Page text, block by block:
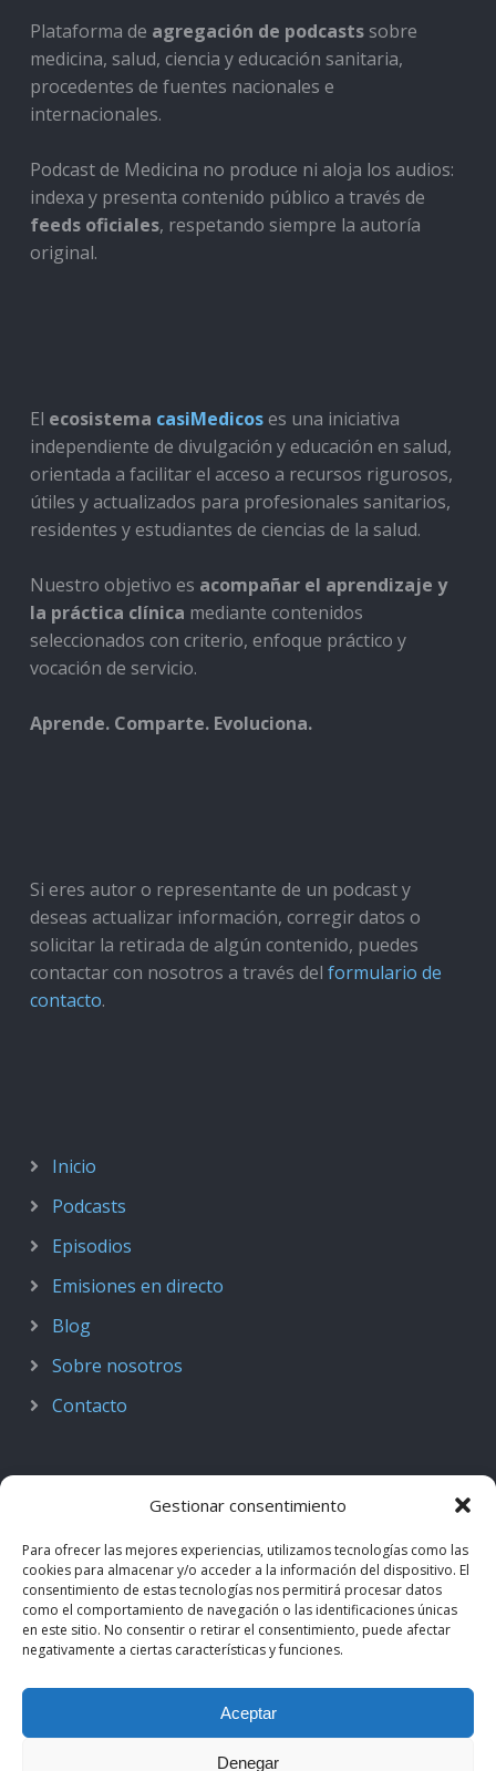
Gestionar consentimiento
Para ofrecer las mejores experiencias, utilizamos tecnologías como las
cookies para almacenar y/o acceder a la información del dispositivo. El
consentimiento de estas tecnologías nos permitirá procesar datos
como el comportamiento de navegación o las identificaciones únicas
en este sitio. No consentir o retirar el consentimiento, puede afectar
negativamente a ciertas características y funciones.
Aceptar
Denegar
Plataforma de agregación de podcastssobre
medicina, salud, ciencia y educación sanitaria,
procedentes de fuentes nacionales e
internacionales.
Podcast de Medicina no produce ni aloja los audios:
indexa y presenta contenido público a través de
feeds oficiales, respetando siempre la autoría
original.
El ecosistema casiMedicoses una iniciativa
independiente de divulgación y educación en salud,
orientada a facilitar el acceso a recursos rigurosos,
útiles y actualizados para profesionales sanitarios,
residentes y estudiantes de ciencias de la salud.
Nuestro objetivo es acompañar el aprendizaje y
la práctica clínica mediante contenidos
seleccionados con criterio, enfoque práctico y
vocación de servicio.
Aprende. Comparte. Evoluciona.
Si eres autor o representante de un podcast y
deseas actualizar información, corregir datos o
solicitar la retirada de algún contenido, puedes
contactar con nosotros a través del formulario de
contacto.
Inicio
Podcasts
Episodios
Emisiones en directo
Blog
Sobre nosotros
Contacto
Podcast de Medicina · by casiMedicos
Radio casiMedicos
. Los contenidos pertenecen a sus